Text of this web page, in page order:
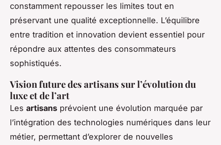
constamment repousser les limites tout en
préservant une qualité exceptionnelle. L’équilibre
entre tradition et innovation devient essentiel pour
répondre aux attentes des consommateurs
sophistiqués.
Vision future des artisans sur l’évolution du
luxe et de l’art
Les artisans prévoient une évolution marquée par
l’intégration des technologies numériques dans leur
métier, permettant d’explorer de nouvelles